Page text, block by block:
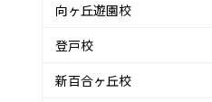
向ヶ丘遊園校
登戸校
新百合ヶ丘校